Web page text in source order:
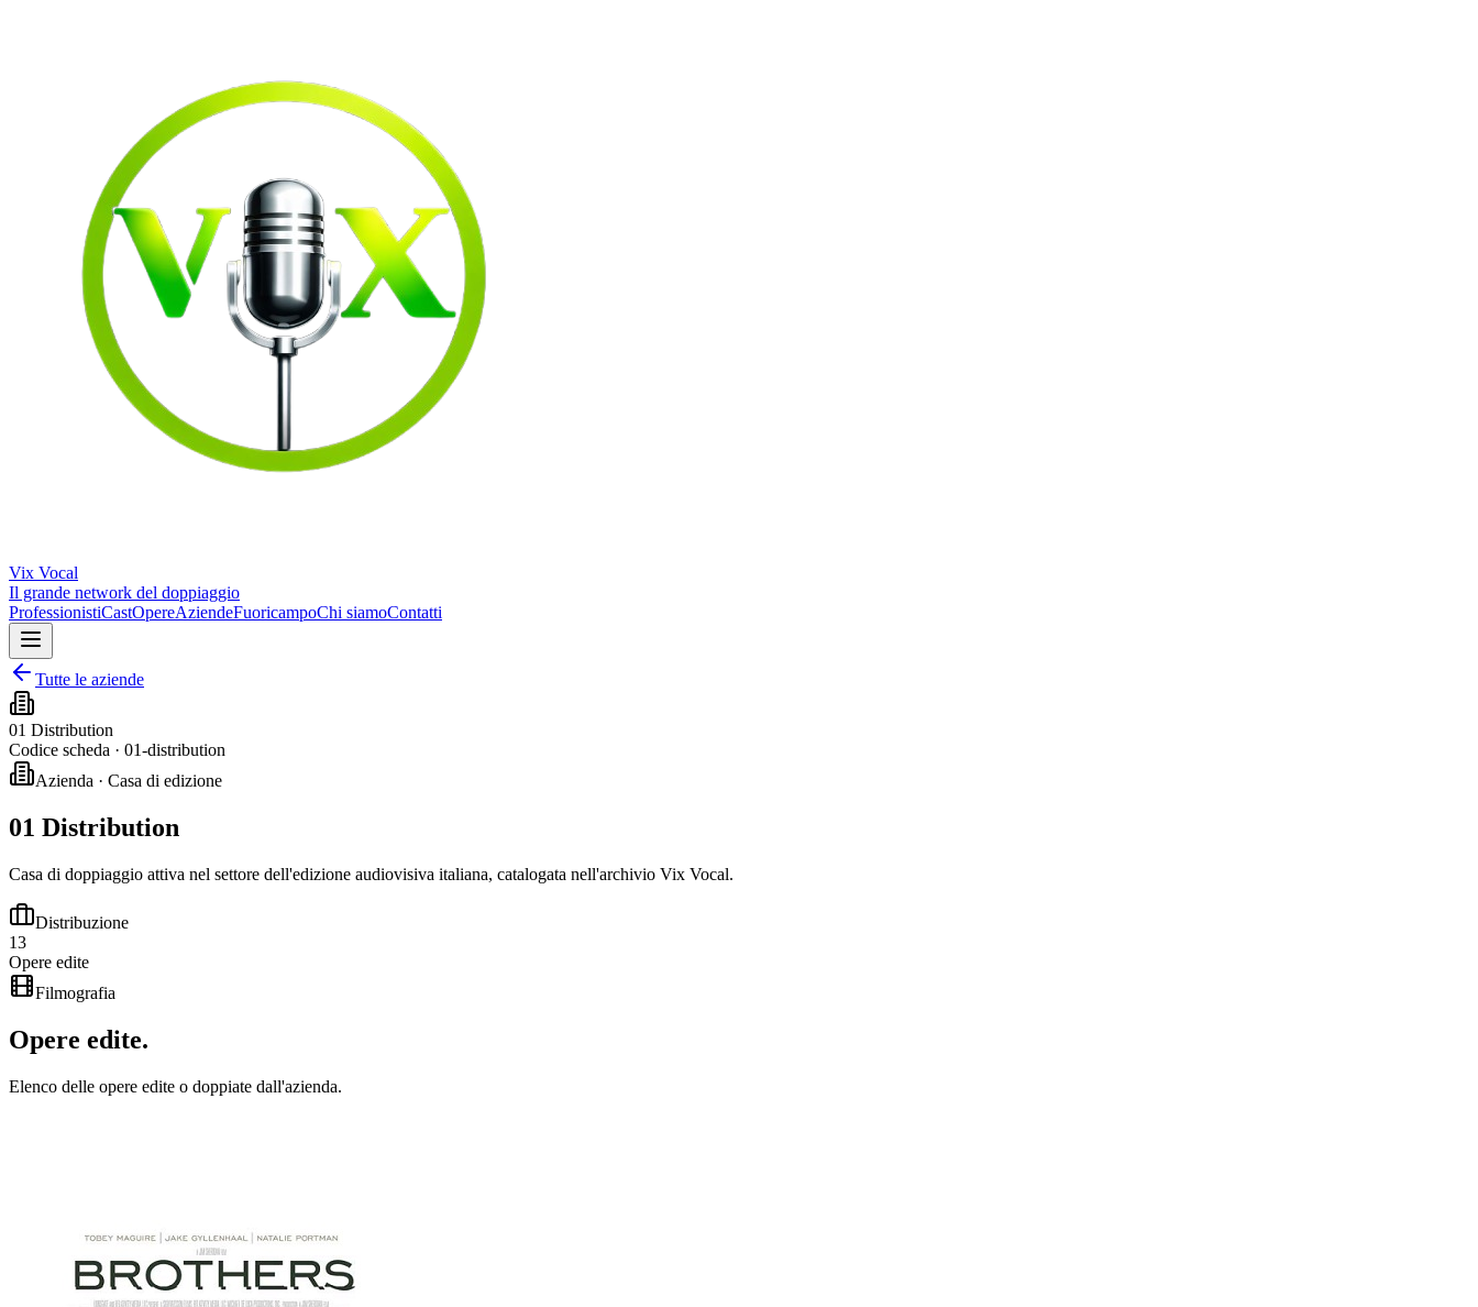
Vix Vocal
Il grande network del doppiaggio
ProfessionistiCastOpereAziendeFuoricampoChi siamoContatti
Tutte le aziende
01 Distribution
Codice scheda · 01-distribution
Azienda · Casa di edizione
01 Distribution
Casa di doppiaggio attiva nel settore dell'edizione audiovisiva italiana, catalogata nell'archivio Vix Vocal.
Distribuzione
13
Opere edite
Filmografia
Opere edite.
Elenco delle opere edite o doppiate dall'azienda.